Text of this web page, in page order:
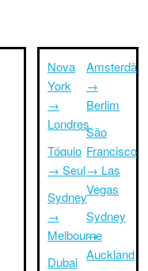
Nova
York
→
Londres
Tóquio
→ Seul
Sydney
→
Melbourne
Dubai
Amsterdã
→
Berlim
São
Francisco
→ Las
Vegas
Sydney
→
Auckland